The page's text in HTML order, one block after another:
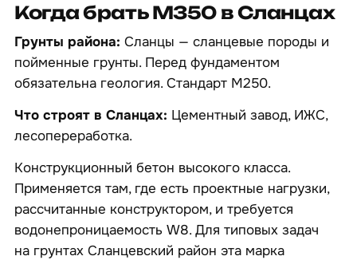
Когда брать М350 в Сланцах
Грунты района: Сланцы — сланцевые породы и
пойменные грунты. Перед фундаментом
обязательна геология. Стандарт М250.
Что строят в Сланцах: Цементный завод, ИЖС,
лесопереработка.
Конструкционный бетон высокого класса.
Применяется там, где есть проектные нагрузки,
рассчитанные конструктором, и требуется
водонепроницаемость W8. Для типовых задач
на грунтах Сланцевский район эта марка